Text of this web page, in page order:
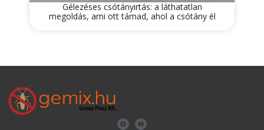
Gélezéses csótányirtás: a láthatatlan
megoldás, ami ott támad, ahol a csótány él